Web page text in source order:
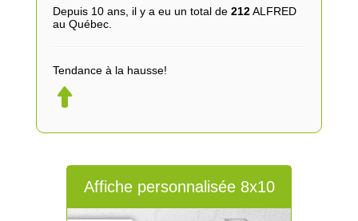
Depuis 10 ans, il y a eu un total de 212ALFRED
au Québec.
Tendance à la hausse!
Affiche personnalisée 8x10